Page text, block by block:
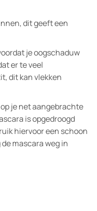
dit geeft een
je oogschaduw
er te veel
dit kan vlekken
je net aangebrachte
is opgedroogd
hiervoor een schoon
mascara weg in